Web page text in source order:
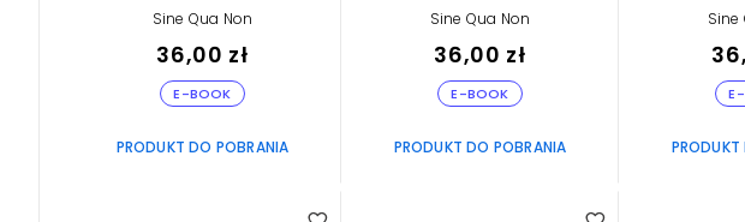
Sine Qua Non
36,00 zł
E-BOOK
PRODUKT DO POBRANIA
Sine Qua Non
36,00 zł
E-BOOK
PRODUKT DO POBRANIA
Sine